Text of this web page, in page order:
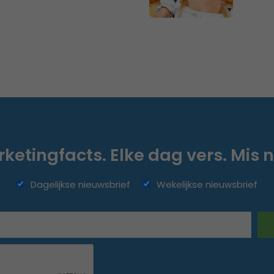
Elke dag vers. Mis
Dagelijkse nieuwsbrief Wekelijkse nieuwsbrief